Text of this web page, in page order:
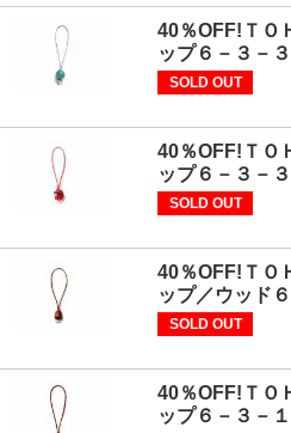
40％OFF!ＴＯ
ップ６－３－
SOLD OUT
40％OFF!ＴＯ
ップ６－３－
SOLD OUT
40％OFF!ＴＯ
ップ／ウッド
SOLD OUT
40％OFF!ＴＯ
ップ６－３－